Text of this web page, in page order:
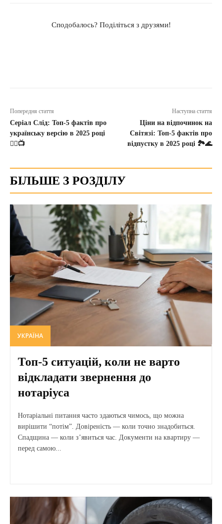
Сподобалось? Поділіться з друзями!
Попередня стаття
Серіал Слід: Топ-5 фактів про
українську версію в 2025 році
🕵️‍♂️📺
Наступна стаття
Ціни на відпочинок на
Світязі: Топ-5 фактів про
відпустку в 2025 році 🏞️🌊
БІЛЬШЕ З РОЗДІЛУ
УКРАЇНА
Топ-5 ситуацій, коли не варто
відкладати звернення до
нотаріуса
Нотаріальні питання часто здаються чимось, що можна
вирішити “потім”. Довіреність — коли точно знадобиться.
Спадщина — коли з’явиться час. Документи на квартиру —
перед самою...